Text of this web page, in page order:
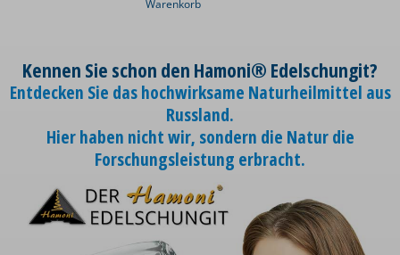
Warenkorb
Kennen Sie schon den Hamoni® Edelschungit?
Entdecken Sie das hochwirksame Naturheilmittel aus
Russland.
Hier haben nicht wir, sondern die Natur die
Forschungsleistung erbracht.